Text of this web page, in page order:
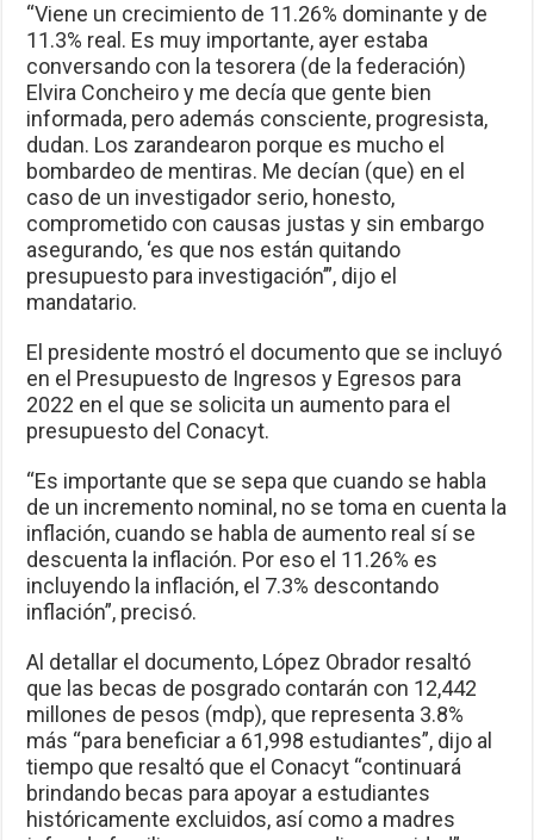
“Viene un crecimiento de 11.26% dominante y de
11.3% real. Es muy importante, ayer estaba
conversando con la tesorera (de la federación)
Elvira Concheiro y me decía que gente bien
informada, pero además consciente, progresista,
dudan. Los zarandearon porque es mucho el
bombardeo de mentiras. Me decían (que) en el
caso de un investigador serio, honesto,
comprometido con causas justas y sin embargo
asegurando, ‘es que nos están quitando
presupuesto para investigación’”, dijo el
mandatario.
El presidente mostró el documento que se incluyó
en el Presupuesto de Ingresos y Egresos para
2022 en el que se solicita un aumento para el
presupuesto del Conacyt.
“Es importante que se sepa que cuando se habla
de un incremento nominal, no se toma en cuenta la
inflación, cuando se habla de aumento real sí se
descuenta la inflación. Por eso el 11.26% es
incluyendo la inflación, el 7.3% descontando
inflación”, precisó.
Al detallar el documento, López Obrador resaltó
que las becas de posgrado contarán con 12,442
millones de pesos (mdp), que representa 3.8%
más “para beneficiar a 61,998 estudiantes”, dijo al
tiempo que resaltó que el Conacyt “continuará
brindando becas para apoyar a estudiantes
históricamente excluidos, así como a madres